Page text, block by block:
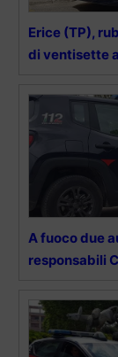
Erice (TP),
di ventisette
A fuoco due
responsabili